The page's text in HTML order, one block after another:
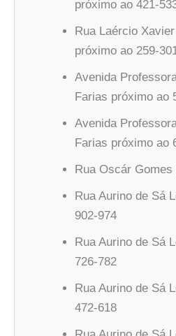
próximo ao 421-
Rua Laércio
próximo ao 259-
Avenida
Farias próximo ao
Avenida
Farias próximo ao
Rua Oscár
Rua Aurino de Sá
902-974
Rua Aurino de Sá
726-782
Rua Aurino de Sá
472-618